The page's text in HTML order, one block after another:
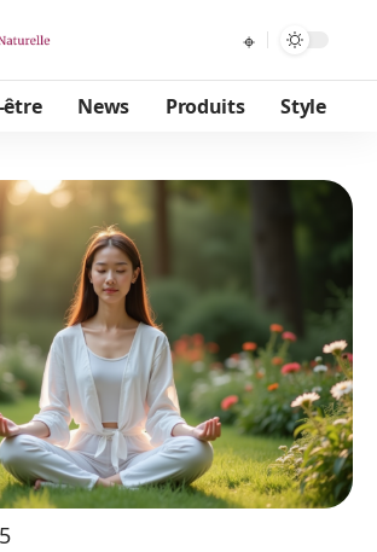
être News Produits Style